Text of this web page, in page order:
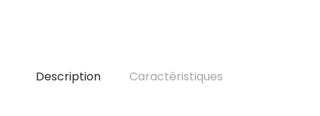
Description Caractéristiques